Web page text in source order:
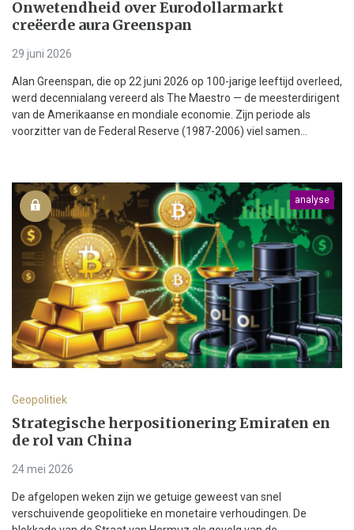
Onwetendheid over Eurodollarmarkt
creëerde aura Greenspan
29 juni 2026
Alan Greenspan, die op 22 juni 2026 op 100-jarige leeftijd overleed,
werd decennialang vereerd als The Maestro — de meesterdirigent
van de Amerikaanse en mondiale economie. Zijn periode als
voorzitter van de Federal Reserve (1987-2006) viel samen...
analyse
Geopolitiek
Strategische herpositionering Emiraten en
de rol van China
24 mei 2026
De afgelopen weken zijn we getuige geweest van snel
verschuivende geopolitieke en monetaire verhoudingen. De